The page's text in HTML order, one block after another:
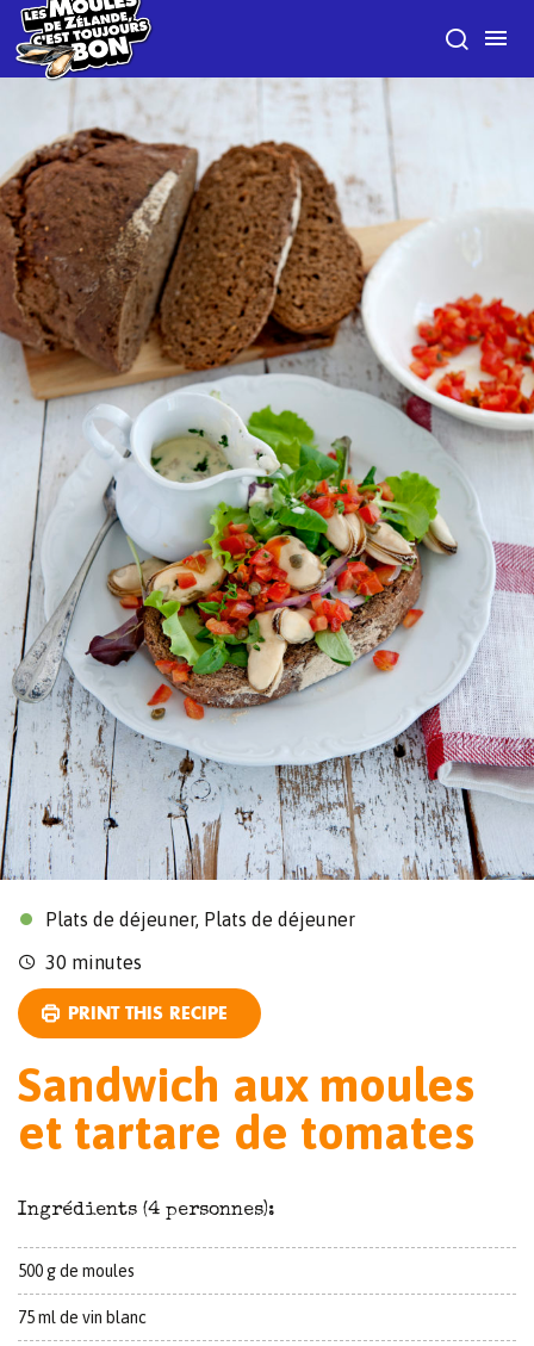
Plats de déjeuner, Plats de déjeuner
30 minutes
PRINT THIS RECIPE
Sandwich aux moules
et tartare de tomates
Ingrédients (4 personnes):
500 g de moules
75 ml de vin blanc